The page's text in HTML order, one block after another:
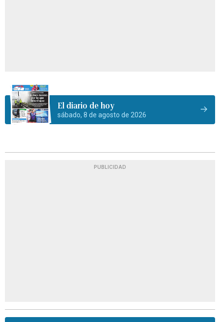
El diario de hoy
sábado, 8 de agosto de 2026
PUBLICIDAD